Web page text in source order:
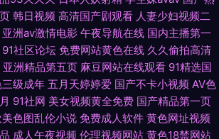
区av 久久国产黄色精品 日本中文字幕影片 亚洲色图
色仓库网址 欧日不卡 亚州综合影院 97情趣 国产白
韩色情无码 2026成人网站 超碰在线影院 欧美激情
品韩国操逼 日日撸日日操 91视额
韩日视频 高清国产剧观看 人妻少妇视频二
亚洲av激情电影 午夜导航在线 国内主播第一
91社区论坛 免费网站黄色在线 久久偷拍高清
亚洲精品第五页 麻豆网站在线观看 91精选国
级成年 五月天婷婷爱 国产不卡小视频 AV色
91社网 美女视频黄全免费 国产精品第一页
美色图乱伦小说 免费成人软件 黄色网址视频
成人午夜视频 伦理视频网站 黄色18禁网站